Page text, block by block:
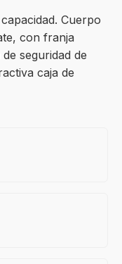
Cuerpo
con franja
seguridad de
caja de